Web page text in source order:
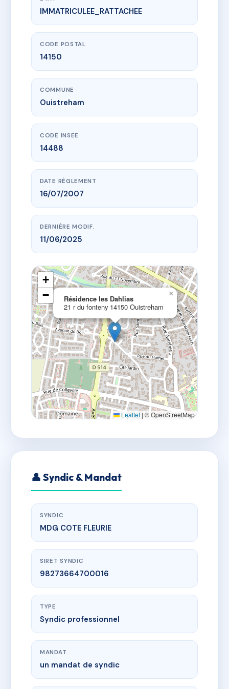
www.vme.plus/AD5530571
Résidence les Dahlias
21 r du fonteny
IMMATRICULEE_RATTACHEE
CODE POSTAL
14150
COMMUNE
Ouistreham
CODE INSEE
14488
DATE RÈGLEMENT
16/07/2007
DERNIÈRE MODIF.
11/06/2025
Résidence les Dahlias
21 r du fonteny 14150 Ouistreham
×
+
−
Leaflet | © OpenStreetMap
👤 Syndic & Mandat
SYNDIC
MDG COTE FLEURIE
SIRET SYNDIC
98273664700016
TYPE
Syndic professionnel
MANDAT
un mandat de syndic